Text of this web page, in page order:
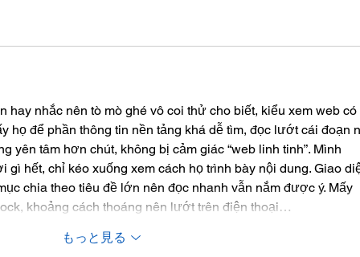
hay nhắc nên tò mò ghé vô coi thử cho biết, kiểu xem web có
họ để phần thông tin nền tảng khá dễ tìm, đọc lướt cái đoạn
yên tâm hơn chút, không bị cảm giác “web linh tinh”. Mình
gì hết, chỉ kéo xuống xem cách họ trình bày nội dung. Giao
chia theo tiêu đề lớn nên đọc nhanh vẫn nắm được ý. Mấy
khoảng cách thoáng nên lướt trên điện thoại…
もっと見る